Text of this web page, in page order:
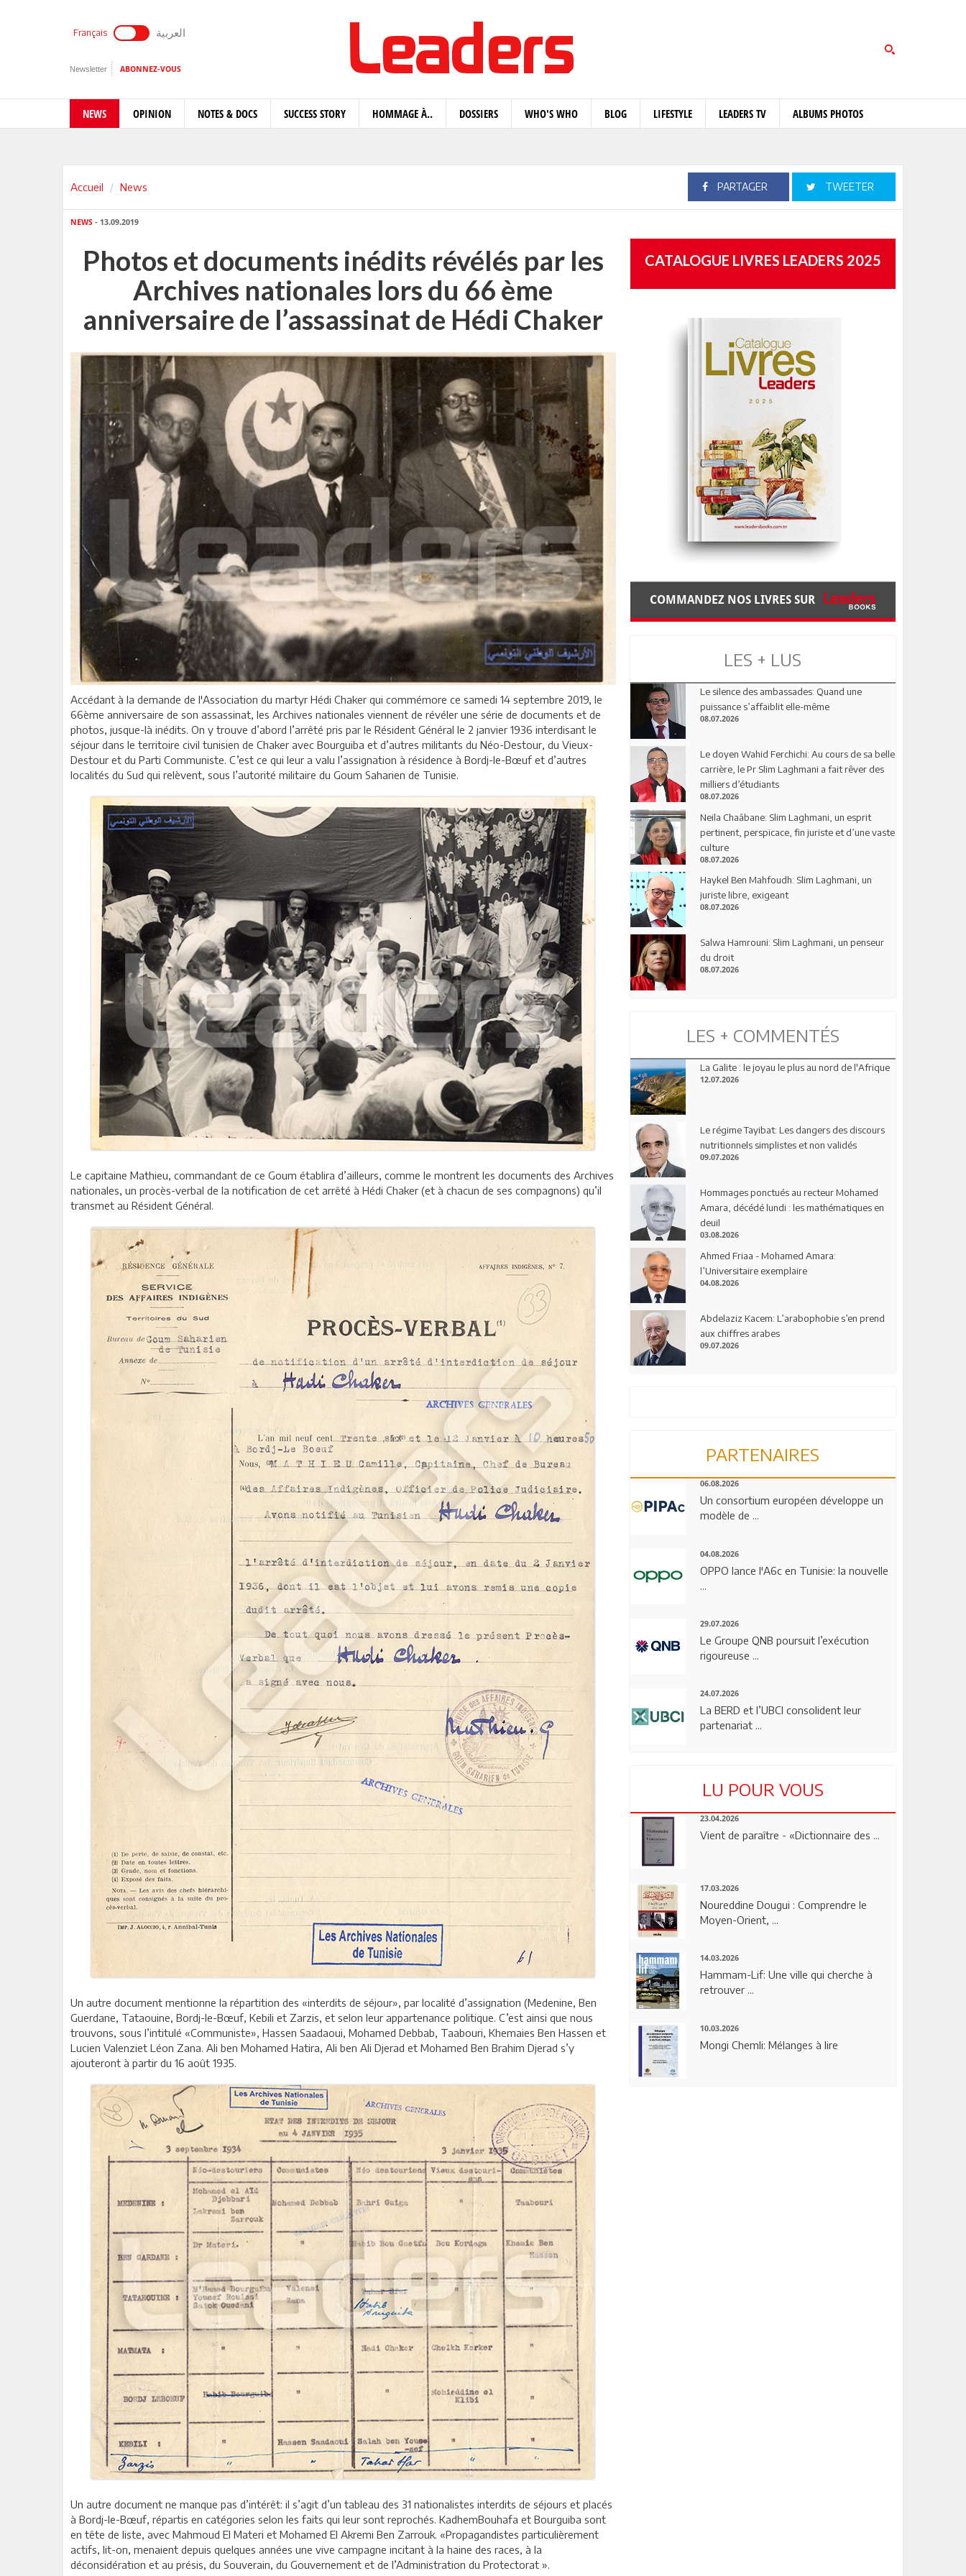
Français العربية
Newsletter ABONNEZ-VOUS
NEWS OPINION NOTES & DOCS SUCCESS STORY HOMMAGE À.. DOSSIERS WHO'S WHO BLOG LIFESTYLE LEADERS TV ALBUMS PHOTOS
Accueil News PARTAGER TWEETER
NEWS - 13.09.2019
Photos et documents inédits révélés par les
Archives nationales lors du 66 ème
anniversaire de l’assassinat de Hédi Chaker
Accédant à la demande de l'Association du martyr Hédi Chaker qui commémore ce samedi 14 septembre 2019, le
66ème anniversaire de son assassinat, les Archives nationales viennent de révéler une série de documents et de
photos, jusque-là inédits. On y trouve d’abord l’arrêté pris par le Résident Général le 2 janvier 1936 interdisant le
séjour dans le territoire civil tunisien de Chaker avec Bourguiba et d’autres militants du Néo-Destour, du Vieux-
Destour et du Parti Communiste. C’est ce qui leur a valu l’assignation à résidence à Bordj-le-Bœuf et d’autres
localités du Sud qui relèvent, sous l’autorité militaire du Goum Saharien de Tunisie.
Le capitaine Mathieu, commandant de ce Goum établira d’ailleurs, comme le montrent les documents des Archives
nationales, un procès-verbal de la notification de cet arrêté à Hédi Chaker (et à chacun de ses compagnons) qu’il
transmet au Résident Général.
Un autre document mentionne la répartition des «interdits de séjour», par localité d’assignation (Medenine, Ben
Guerdane, Tataouine, Bordj-le-Bœuf, Kebili et Zarzis, et selon leur appartenance politique. C’est ainsi que nous
trouvons, sous l’intitulé «Communiste», Hassen Saadaoui, Mohamed Debbab, Taabouri, Khemaies Ben Hassen et
Lucien Valenziet Léon Zana. Ali ben Mohamed Hatira, Ali ben Ali Djerad et Mohamed Ben Brahim Djerad s’y
ajouteront à partir du 16 août 1935.
Un autre document ne manque pas d’intérêt: il s’agit d’un tableau des 31 nationalistes interdits de séjours et placés
à Bordj-le-Bœuf, répartis en catégories selon les faits qui leur sont reprochés. KadhemBouhafa et Bourguiba sont
en tête de liste, avec Mahmoud El Materi et Mohamed El Akremi Ben Zarrouk. «Propagandistes particulièrement
actifs, lit-on, menaient depuis quelques années une vive campagne incitant à la haine des races, à la
déconsidération et au présis, du Souverain, du Gouvernement et de l’Administration du Protectorat ».
CATALOGUE LIVRES LEADERS 2025
COMMANDEZ NOS LIVRES SUR
LES + LUS
Le silence des ambassades: Quand une
puissance s’affaiblit elle-même
08.07.2026
Le doyen Wahid Ferchichi: Au cours de sa belle
carrière, le Pr Slim Laghmani a fait rêver des
milliers d’étudiants
08.07.2026
Neila Chaâbane: Slim Laghmani, un esprit
pertinent, perspicace, fin juriste et d’une vaste
culture
08.07.2026
Haykel Ben Mahfoudh: Slim Laghmani, un
juriste libre, exigeant
08.07.2026
Salwa Hamrouni: Slim Laghmani, un penseur
du droit
08.07.2026
LES + COMMENTÉS
La Galite : le joyau le plus au nord de l'Afrique
12.07.2026
Le régime Tayibat: Les dangers des discours
nutritionnels simplistes et non validés
09.07.2026
Hommages ponctués au recteur Mohamed
Amara, décédé lundi : les mathématiques en
deuil
03.08.2026
Ahmed Friaa - Mohamed Amara:
l’Universitaire exemplaire
04.08.2026
Abdelaziz Kacem: L’arabophobie s’en prend
aux chiffres arabes
09.07.2026
PARTENAIRES
06.08.2026
Un consortium européen développe un
modèle de ...
04.08.2026
OPPO lance l'A6c en Tunisie: la nouvelle
...
29.07.2026
Le Groupe QNB poursuit l’exécution
rigoureuse ...
24.07.2026
La BERD et l’UBCI consolident leur
partenariat ...
LU POUR VOUS
23.04.2026
Vient de paraître - «Dictionnaire des ...
17.03.2026
Noureddine Dougui : Comprendre le
Moyen-Orient, ...
14.03.2026
Hammam-Lif: Une ville qui cherche à
retrouver ...
10.03.2026
Mongi Chemli: Mélanges à lire